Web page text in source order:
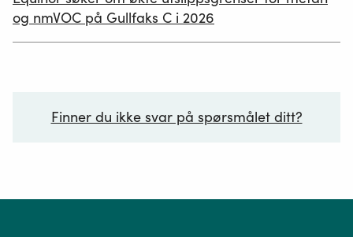
02.07.2026
og nmVOC på Gullfaks C i 2026
Finner du ikke svar på spørsmålet ditt?